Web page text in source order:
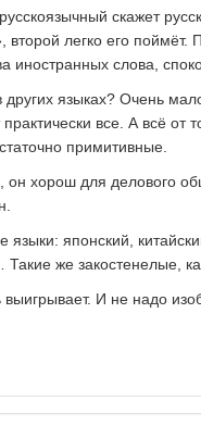
скажет
второй легко его
иностранных слова,
языках? Очень
все. А всё от
примитивные.
он хорош для делового
языки: японский,
же закостенелые,
И не надо